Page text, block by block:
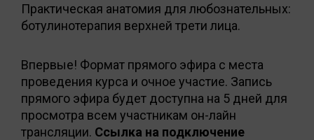
Практическая анатомия для любознательных:
ботулинотерапия верхней трети лица.
Впервые! Формат прямого эфира с места
проведения курса и очное участие. Запись
прямого эфира будет доступна на 5 дней для
просмотра всем участникам он-лайн
трансляции. Ссылка на подключение